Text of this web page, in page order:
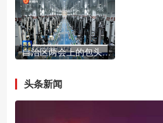
自治区两会上的包头声音
头条新闻